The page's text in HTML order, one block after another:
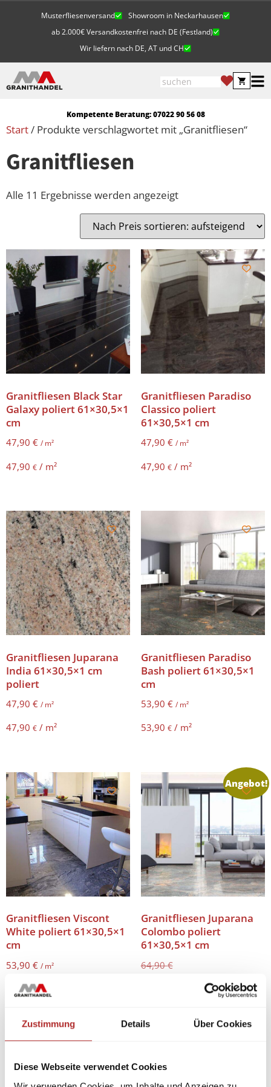
Zustimmung Details Über Cookies
Diese Webseite verwendet Cookies
Musterfliesenversand
Showroom in Neckarhausen
ab 2.000€ Versandkostenfrei nach DE (Festland)
Wir liefern nach DE, AT und CH
Kompetente Beratung: 07022 90 56 08
Start/ Produkte verschlagwortet mit „Granitfliesen“
Granitfliesen
Alle 11 Ergebnisse werden angezeigt
Granitfliesen Black Star
Galaxy poliert 61×30,5×1
cm
47,90 € / m²
47,90 € / m²
Granitfliesen Paradiso
Classico poliert
61×30,5×1 cm
47,90 € / m²
47,90 €/ m²
Granitfliesen Juparana
India 61×30,5×1 cm
poliert
47,90 € / m²
47,90 € / m²
Granitfliesen Paradiso
Bash poliert 61×30,5×1
cm
53,90 € / m²
53,90 €/ m²
Granitfliesen Viscont
White poliert 61×30,5×1
cm
53,90 € / m²
53,90€/m²
Angebot!
Granitfliesen Juparana
Colombo poliert
61×30,5×1 cm
64,90€